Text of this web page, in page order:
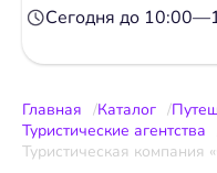
Сегодня до
Главная Каталог
Туристические агентства
Туристическая компания